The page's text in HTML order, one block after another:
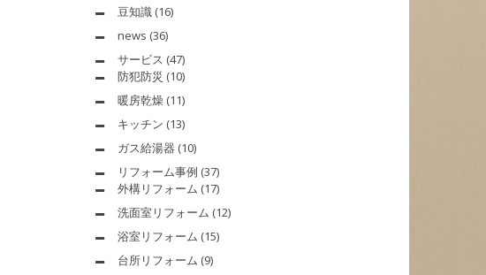
豆知識 (16)
news (36)
サービス (47)
防犯防災 (10)
暖房乾燥 (11)
キッチン (13)
ガス給湯器 (10)
リフォーム事例 (37)
外構リフォーム (17)
洗面室リフォーム (12)
浴室リフォーム (15)
台所リフォーム (9)